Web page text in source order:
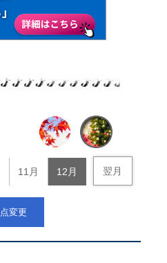
11月 12月 翌月
変更